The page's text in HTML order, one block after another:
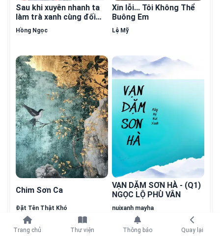
Tiếp tục với
Sau khi xuyên nhanh ta
làm trà xanh cùng đối
tượng thầm mến song
hướng công lược
Hồng Ngọc
Xin lỗi... Tôi Không Thể
Buông Em
Lệ Mỹ
Chim Sơn Ca
Đặt Tên Thật Khó
VẠN DẶM SƠN HÀ - (Q1)
NGỌC LỘ PHÙ VÂN
nuixanh mayha
Trang chủ Thư viện Thông báo Quay lại